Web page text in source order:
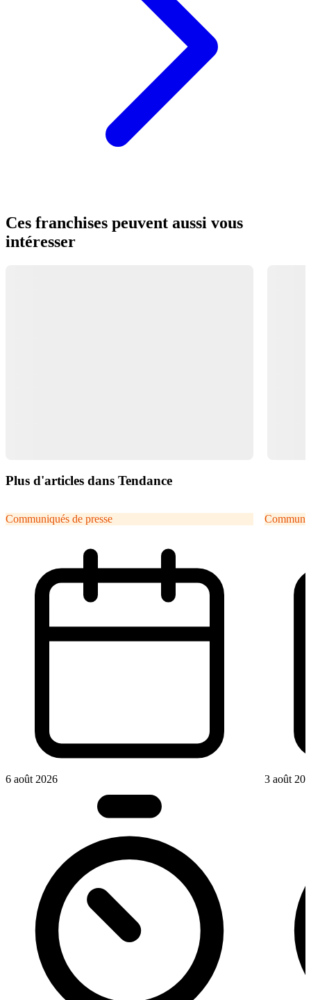
Ces franchises peuvent aussi vous
intéresser
Plus d'articles dans Tendance
Communiqués de presse
6 août 2026 3 août